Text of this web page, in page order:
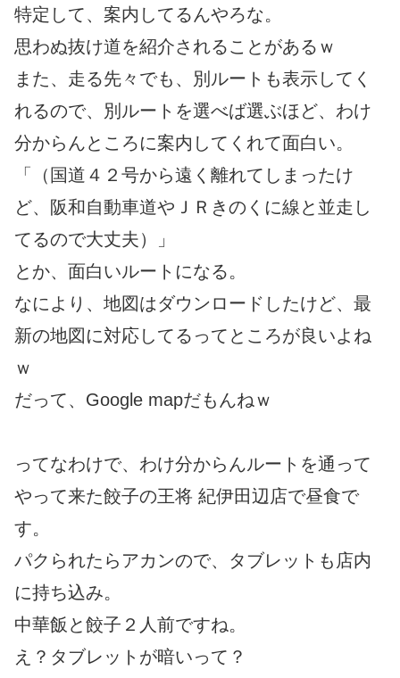
特定して、案内してるんやろな。
思わぬ抜け道を紹介されることがあるｗ
また、走る先々でも、別ルートも表示してく
れるので、別ルートを選べば選ぶほど、わけ
分からんところに案内してくれて面白い。
「（国道４２号から遠く離れてしまったけ
ど、阪和自動車道やＪＲきのくに線と並走し
てるので大丈夫）」
とか、面白いルートになる。
なにより、地図はダウンロードしたけど、最
新の地図に対応してるってところが良いよね
ｗ
だって、Google mapだもんねｗ
ってなわけで、わけ分からんルートを通って
やって来た餃子の王将 紀伊田辺店で昼食で
す。
パクられたらアカンので、タブレットも店内
に持ち込み。
中華飯と餃子２人前ですね。
え？タブレットが暗いって？